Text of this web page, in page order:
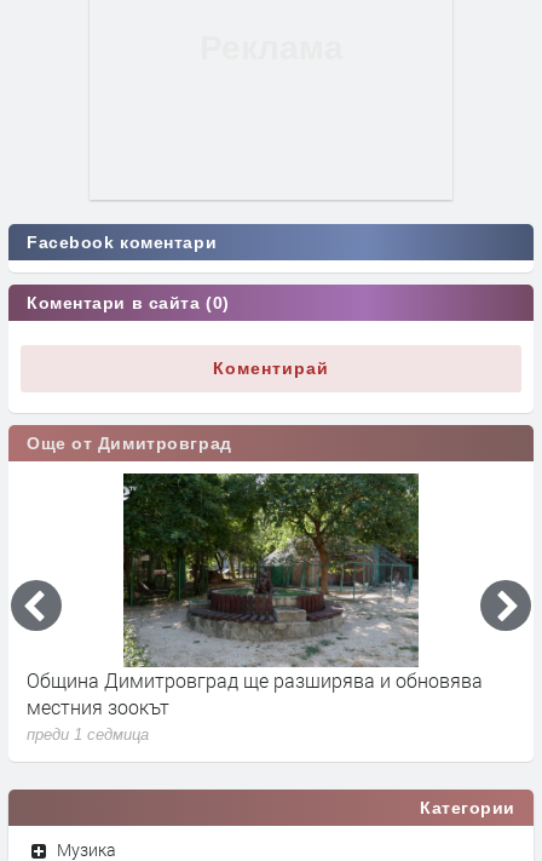
Facebook коментари
Коментари в сайта (0)
Коментирай
Още от Димитровград
Община Димитровград ще разширява и обновява
местния зоокът
преди 1 седмица
Категории
Музика